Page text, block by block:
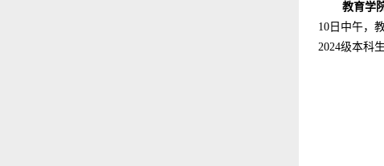
教育学
10日中午，
2024级本科